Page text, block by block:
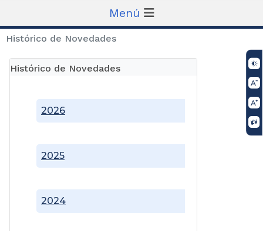
Menú
Histórico de Novedades
Histórico de Novedades
2024
2025
2026